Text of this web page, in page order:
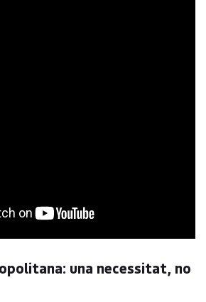
una necessitat, no